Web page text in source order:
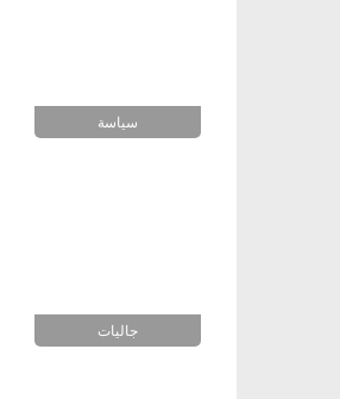
سياسة
جاليات